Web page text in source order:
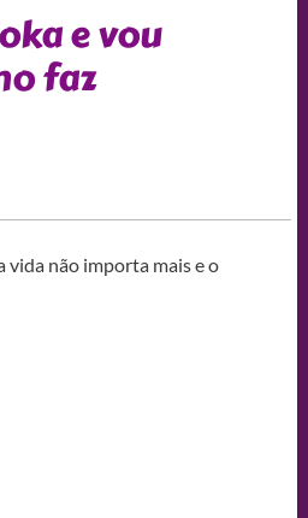
e vou
faz
vida não importa mais e o